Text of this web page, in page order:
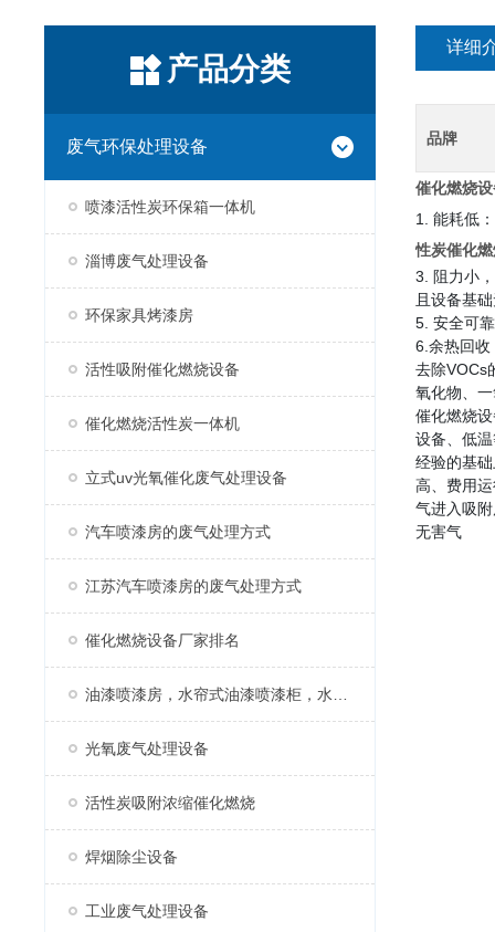
产品分类
废气环保处理设备
喷漆活性炭环保箱一体机
淄博废气处理设备
环保家具烤漆房
活性吸附催化燃烧设备
催化燃烧活性炭一体机
立式uv光氧催化废气处理设备
汽车喷漆房的废气处理方式
江苏汽车喷漆房的废气处理方式
催化燃烧设备厂家排名
光氧废气处理设备
活性炭吸附浓缩催化燃烧
焊烟除尘设备
工业废气处理设备
详细
品牌
催化燃烧
1. 能耗低
性炭催化
3. 阻力小
且设备基
5. 安全可
6.余热回收
去除VOCs
氧化物、
催化燃烧
设备、低
经验的基
高、费用
气进入吸
无害气